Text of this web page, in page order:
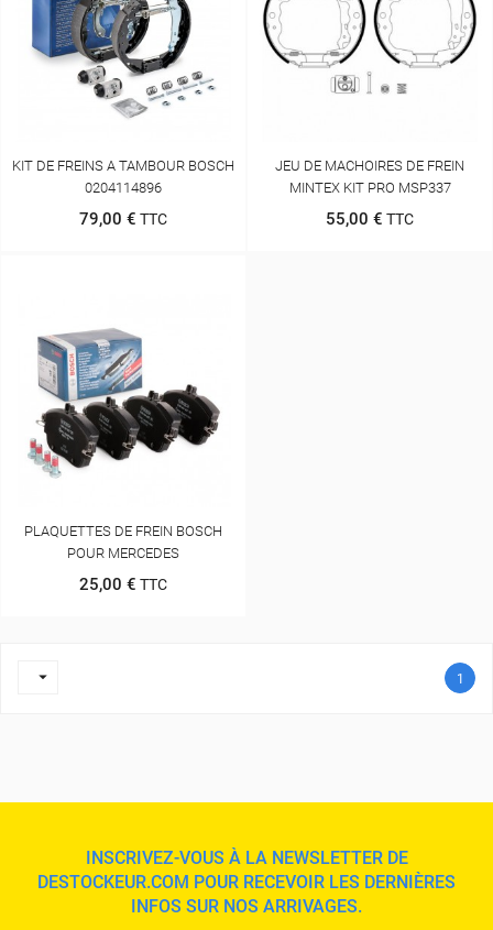
KIT DE FREINS A TAMBOUR BOSCH
0204114896
79,00 € TTC
JEU DE MACHOIRES DE FREIN
MINTEX KIT PRO MSP337
55,00 € TTC
PLAQUETTES DE FREIN BOSCH
POUR MERCEDES
25,00 € TTC
 1
INSCRIVEZ-VOUS À LA NEWSLETTER DE
DESTOCKEUR.COM POUR RECEVOIR LES DERNIÈRES
INFOS SUR NOS ARRIVAGES.